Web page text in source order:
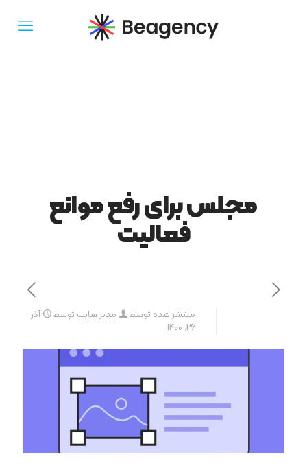
مجلس برای رفع موانع
فعالیت
منتشر شده توسط مدیر سایت توسط
آذر
26, 1400